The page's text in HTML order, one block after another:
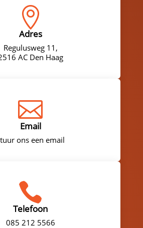

Adres
Regulusweg 11,
AC Den Haag

Email
ons een email

Telefoon
085 212 5566